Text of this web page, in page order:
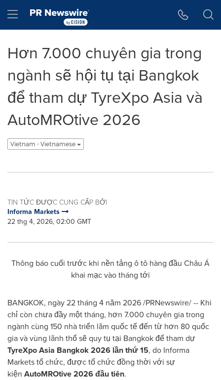
Hamburger menu
Hơn 7.000 chuyên gia trong
ngành sẽ hội tụ tại Bangkok
để tham dự TyreXpo Asia và
AutoMROtive 2026
Vietnam - Vietnamese
TIN TỨC ĐƯỢC CUNG CẤP BỞI
Informa Markets
22 thg 4, 2026, 02:00 GMT
Thông báo cuối trước khi nền tảng ô tô hàng đầu Châu Á
khai mạc vào tháng tới
BANGKOK, ngày 22 tháng 4 năm 2026 /PRNewswire/ -- Khi
chỉ còn chưa đầy một tháng, hơn 7.000 chuyên gia trong
ngành cùng 150 nhà triển lãm quốc tế đến từ hơn 80 quốc
gia và vùng lãnh thổ sẽ quy tụ tại Bangkok để tham dự
TyreXpo Asia Bangkok 2026 lần thứ 15, do Informa
Markets tổ chức, được tổ chức đồng thời với sự
kiện AutoMROtive 2026 đầu tiên.